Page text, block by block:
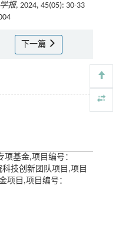
报, 2024, 45(05): 30-33
下一篇
基金,项目编号：
科技创新团队项目,项目
项目,项目编号：